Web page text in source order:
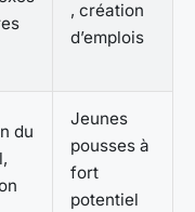
, création
d’emplois
du
Jeunes
pousses à
fort
potentiel